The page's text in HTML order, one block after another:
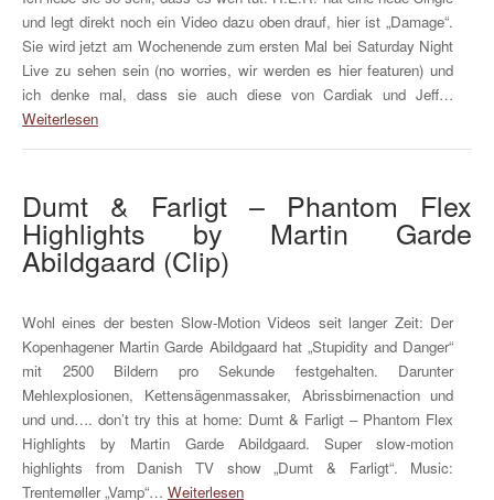
und legt direkt noch ein Video dazu oben drauf, hier ist „Damage“.
Sie wird jetzt am Wochenende zum ersten Mal bei Saturday Night
Live zu sehen sein (no worries, wir werden es hier featuren) und
ich denke mal, dass sie auch diese von Cardiak und Jeff…
Weiterlesen
Dumt & Farligt – Phantom Flex
Highlights by Martin Garde
Abildgaard (Clip)
Wohl eines der besten Slow-Motion Videos seit langer Zeit: Der
Kopenhagener Martin Garde Abildgaard hat „Stupidity and Danger“
mit 2500 Bildern pro Sekunde festgehalten. Darunter
Mehlexplosionen, Kettensägenmassaker, Abrissbirnenaction und
und und…. don’t try this at home: Dumt & Farligt – Phantom Flex
Highlights by Martin Garde Abildgaard. Super slow-motion
highlights from Danish TV show „Dumt & Farligt“. Music:
Trentemøller „Vamp“… Weiterlesen